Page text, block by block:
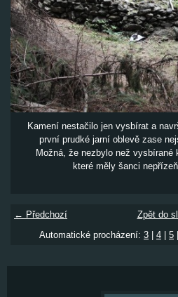
Kamení nestačilo jen vysbírat a
první prudké jarní oblevě zase
Možná, že nezbylo než vysbírané
které měly šanci
← Předchozí
Zpět do
Automatické procházení: 3 | 4 | 5 |